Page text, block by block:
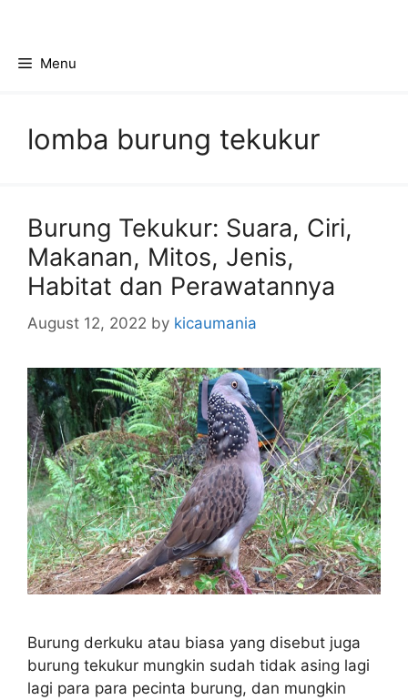
contentMenu
lomba burung tekukur
Burung Tekukur: Suara, Ciri,
Makanan, Mitos, Jenis,
Habitat dan Perawatannya
August 12, 2022 by kicaumania
Burung derkuku atau biasa yang disebut juga
burung tekukur mungkin sudah tidak asing lagi
lagi para para pecinta burung, dan mungkin